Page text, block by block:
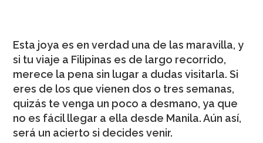
Esta joya es en verdad una de las maravilla, y
si tu viaje a Filipinas es de largo recorrido,
merece la pena sin lugar a dudas visitarla. Si
eres de los que vienen dos o tres semanas,
quizás te venga un poco a desmano, ya que
no es fácil llegar a ella desde Manila. Aún así,
será un acierto si decides venir.